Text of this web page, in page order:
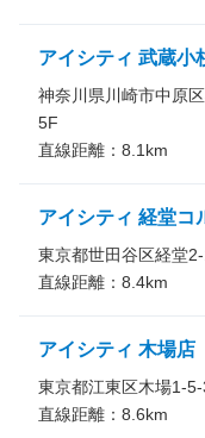
アイシティ 武蔵小
神奈川県川崎市中原
5F
直線距離： 8.1 km
アイシティ 経堂コ
東京都世田谷区経堂
直線距離： 8.4km
アイシティ 木場店
東京都江東区木場1-
直線距離： 8.6km